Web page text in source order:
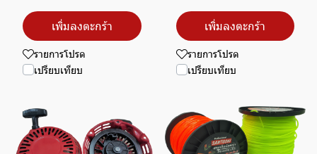
เพิ่มลงตะกร้า
รายการโปรด
เปรียบเทียบ
เพิ่มลงตะกร้า
รายการโปรด
เปรียบเทียบ